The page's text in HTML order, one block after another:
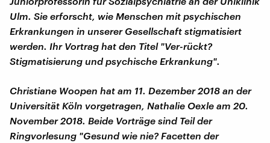
Ulm. Sie erforscht, wie Menschen mit psychischen
Erkrankungen in unserer Gesellschaft stigmatisiert
werden. Ihr Vortrag hat den Titel "Ver-rückt?
Stigmatisierung und psychische Erkrankung".
Christiane Woopen hat am 11. Dezember 2018 an der
Universität Köln vorgetragen, Nathalie Oexle am 20.
November 2018. Beide Vorträge sind Teil der
Ringvorlesung "Gesund wie nie? Facetten der